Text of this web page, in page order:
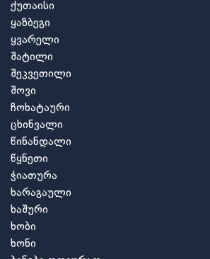
ქუთაისი
ყაზბეგი
ყვარელი
შატილი
შეკვეთილი
შოვი
ჩოხატაური
ცხინვალი
წინანდალი
წყნეთი
ჭიათურა
ხარაგაული
ხაშური
ხობი
ხონი